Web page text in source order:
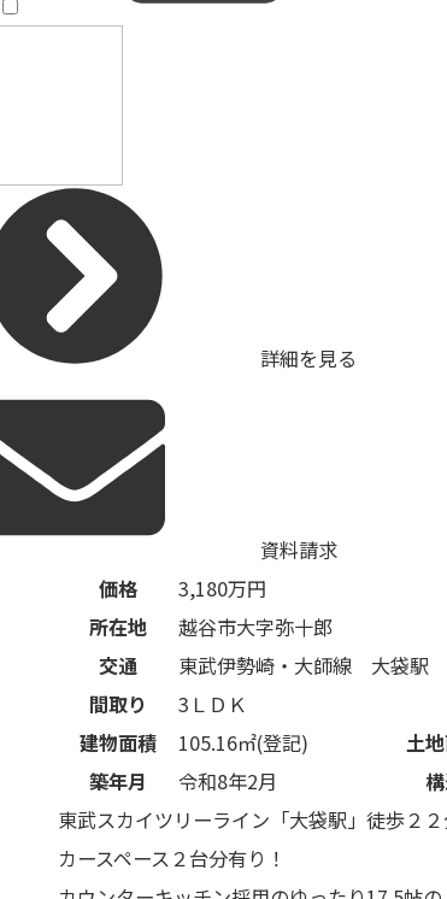
詳細を見る
資料請求
価格
3,180万円
所在地
越谷市大字弥十郎
交通
東武伊勢崎・大師線 大袋駅
間取り
3ＬＤＫ
建物面積
105.16㎡(登記) 土
築年月
令和8年2月
東武スカイツリーライン「大袋駅」徒歩２
カースペース２台分有り！